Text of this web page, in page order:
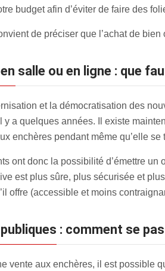
budget afin d’éviter de faire des
de préciser que l’achat de
en salle ou en ligne : que
et la démocratisation des
y a quelques années. Il existe
enchères pendant même qu’elle se
ont donc la possibilité d’émettre un
est plus sûre, plus sécurisée et
offre (accessible et moins
publiques : comment se
vente aux enchères, il est possible